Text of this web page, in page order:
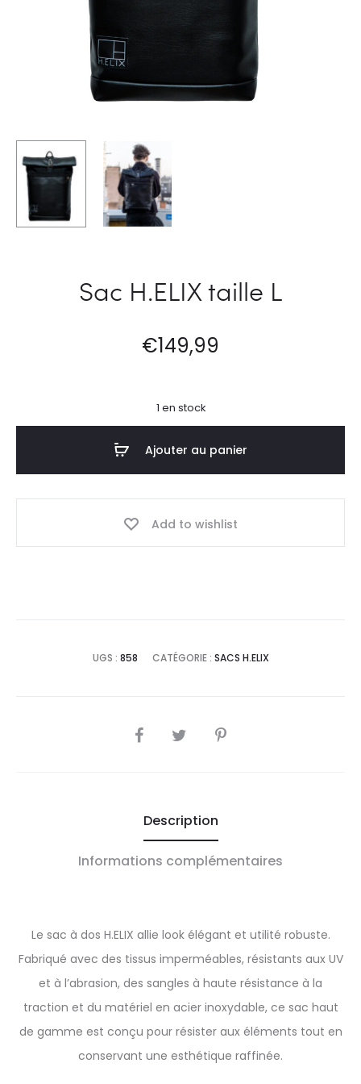
Sac H.ELIX taille L
€149,99
1 en stock
Ajouter au panier
Add to wishlist
UGS : 858 CATÉGORIE : SACS H.ELIX
SHARE
Description
Informations complémentaires
Le sac à dos H.ELIX allie look élégant et utilité robuste.
Fabriqué avec des tissus imperméables, résistants aux UV
et à l’abrasion, des sangles à haute résistance à la
traction et du matériel en acier inoxydable, ce sac haut
de gamme est conçu pour résister aux éléments tout en
conservant une esthétique raffinée.